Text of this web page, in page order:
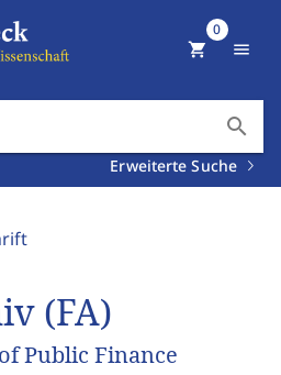
search
Erweiterte Suche
shopping_cart
0
menu
(FA)
Public Finance